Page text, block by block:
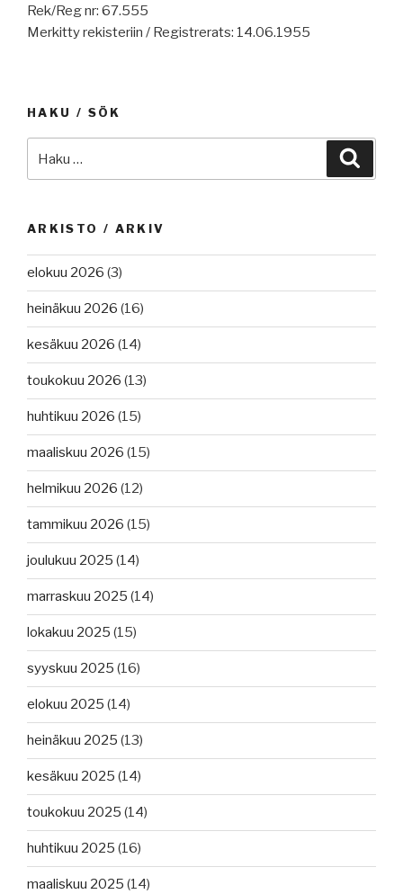
Rek/Reg nr: 67.555
Merkitty rekisteriin / Registrerats: 14.06.1955
HAKU / SÖK
ARKISTO / ARKIV
elokuu 2026 (3)
heinäkuu 2026 (16)
kesäkuu 2026 (14)
toukokuu 2026 (13)
huhtikuu 2026 (15)
maaliskuu 2026 (15)
helmikuu 2026 (12)
tammikuu 2026 (15)
joulukuu 2025 (14)
marraskuu 2025 (14)
lokakuu 2025 (15)
syyskuu 2025 (16)
elokuu 2025 (14)
heinäkuu 2025 (13)
kesäkuu 2025 (14)
toukokuu 2025 (14)
huhtikuu 2025 (16)
maaliskuu 2025 (14)